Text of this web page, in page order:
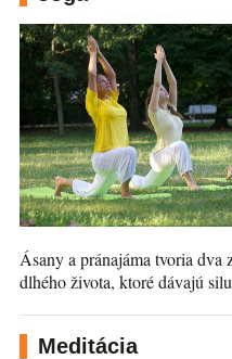
Ásany a pránajáma tvoria
dlhého života, ktoré dávajú
Meditácia